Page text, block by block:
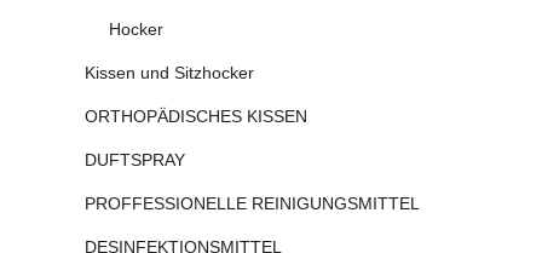
Hocker
Kissen und Sitzhocker
ORTHOPÄDISCHES KISSEN
DUFTSPRAY
PROFFESSIONELLE REINIGUNGSMITTEL
DESINFEKTIONSMITTEL